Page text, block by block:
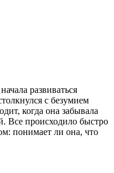
развиваться
с безумием
когда она забывала
Все происходило быстро
понимает ли она, что